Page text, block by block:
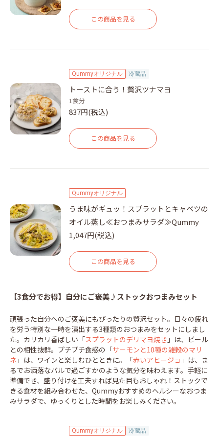
この商品を見る
Qummyオリジナル 冷蔵品
トーストに合う！贅沢ツナマヨ
1食分
837円(税込)
この商品を見る
Qummyオリジナル
うま味がギュッ！スプラットとキャベツの
オイル蒸し≪おつまみサラダ≫Qummy
1,047円(税込)
この商品を見る
【3食分でお得】自分にご褒美♪ストックおつまみセット
頑張った自分へのご褒美にもぴったりの贅沢セット。日々の疲れ
を労う特別な一時を演出する3種類のおつまみをセットにしまし
た。カリカリ香ばしい「スプラットのデリマヨ焼き 」は、ビール
との相性抜群。プチプチ食感の「サーモンと10種の雑穀のマリ
ネ 」は、ワインと楽しむひとときに。「赤いアヒージョ 」は、ま
るでお洒落なバルで過ごすかのような気分を味わえます。手軽に
準備でき、盛り付けを工夫すれば見た目もおしゃれ！ストックで
きる食材を組み合わせた、Qummyおすすめのヘルシーなおつま
みサラダで、ゆっくりとした時間をお楽しみください。
Qummyオリジナル 冷蔵品